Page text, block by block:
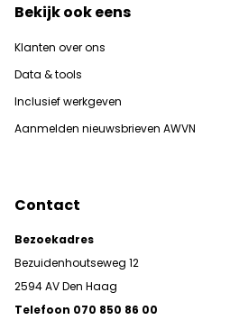
Bekijk ook eens
Klanten over ons
Data & tools
Inclusief werkgeven
Aanmelden nieuwsbrieven AWVN
Contact
Bezoekadres
Bezuidenhoutseweg 12
2594 AV Den Haag
Telefoon 070 850 86 00